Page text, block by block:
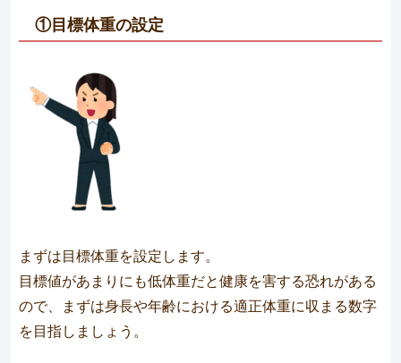
①目標体重の設定
まずは目標体重を設定します。
目標値があまりにも低体重だと健康を害する恐れがある
ので、まずは身長や年齢における適正体重に収まる数字
を目指しましょう。